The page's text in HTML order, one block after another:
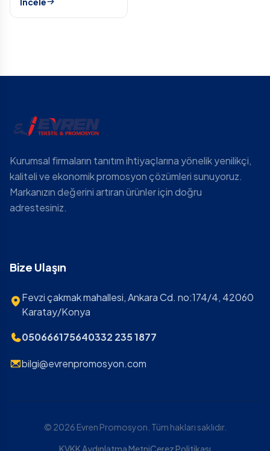
Kurumsal firmaların tanıtım ihtiyaçlarına yönelik yenilikçi,
kaliteli ve ekonomik promosyon çözümleri sunuyoruz.
Markanızın değerini artıran ürünler için doğru
adrestesiniz.
Bize Ulaşın
Fevzi çakmak mahallesi, Ankara Cd. no:174/4, 42060
Karatay/Konya
050666175640332 235 1877
bilgi@evrenpromosyon.com
© 2026 Evren Promosyon. Tüm hakları saklıdır.
KVKK Aydınlatma MetniÇerez Politikası